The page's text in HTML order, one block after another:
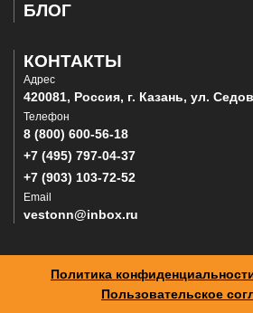
БЛОГ
КОНТАКТЫ
Адрес
420081, Россия, г. Казань, ул.
Телефон
8 (800) 600-56-18
+7 (495) 797-04-37
+7 (903) 103-72-52
Email
vestonn@inbox.ru
Политика
Пользовательское